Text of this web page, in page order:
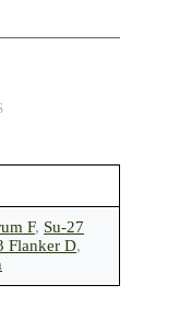
F, Su-27
Flanker D,